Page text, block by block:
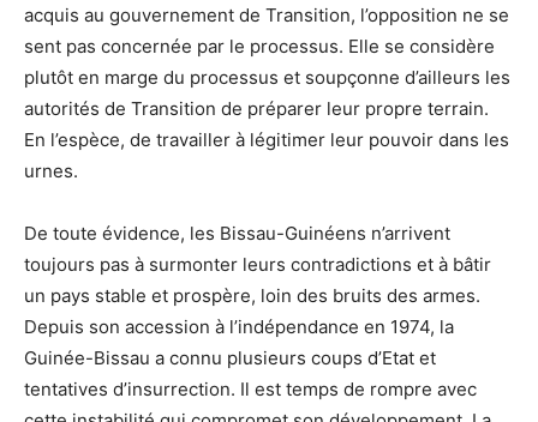
acquis au gouvernement de Transition, l’opposition ne se
sent pas concernée par le processus. Elle se considère
plutôt en marge du processus et soupçonne d’ailleurs les
autorités de Transition de préparer leur propre terrain.
En l’espèce, de travailler à légitimer leur pouvoir dans les
urnes.
De toute évidence, les Bissau-Guinéens n’arrivent
toujours pas à surmonter leurs contradictions et à bâtir
un pays stable et prospère, loin des bruits des armes.
Depuis son accession à l’indépendance en 1974, la
Guinée-Bissau a connu plusieurs coups d’Etat et
tentatives d’insurrection. Il est temps de rompre avec